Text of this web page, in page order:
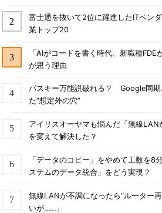
富士通を抜いて2位に躍進したITベン
業トップ20
「AIがコードを書く時代、新職種
が思う理由
パスキー万能説破れる？ Google同期
た“想定外の穴”
アイリスオーヤマも悩んだ「無線
を変えて解決した？
「データのコピー」をやめて工数を
ステムのデータ統合」をどう実現？
無線LANが不調になったら“ルーター
いが……」